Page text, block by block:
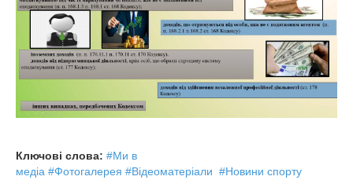
Ключові слова: #Ми в
медіа #Фотогалерея #Відеоматеріали #Новини спорту